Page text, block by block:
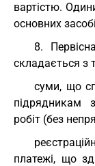
вартістю.
основних
8.
складається з
суми, що
підрядникам
робіт (без
платежі, що